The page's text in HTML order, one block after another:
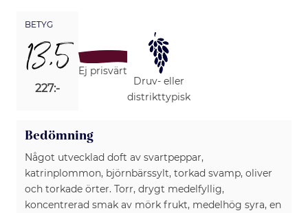
BETYG
13,5
227:-
Ej prisvärt
Druv- eller
distrikttypisk
Bedömning
Något utvecklad doft av svartpeppar,
katrinplommon, björnbärssylt, torkad svamp, oliver
och torkade örter. Torr, drygt medelfyllig,
koncentrerad smak av mörk frukt, medelhög syra, en